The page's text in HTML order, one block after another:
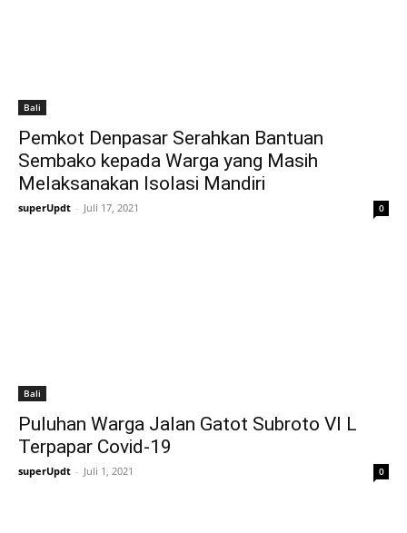
Bali
Pemkot Denpasar Serahkan Bantuan
Sembako kepada Warga yang Masih
Melaksanakan Isolasi Mandiri
superUpdt - Juli 17, 2021 0
Bali
Puluhan Warga Jalan Gatot Subroto VI L
Terpapar Covid-19
superUpdt - Juli 1, 2021 0